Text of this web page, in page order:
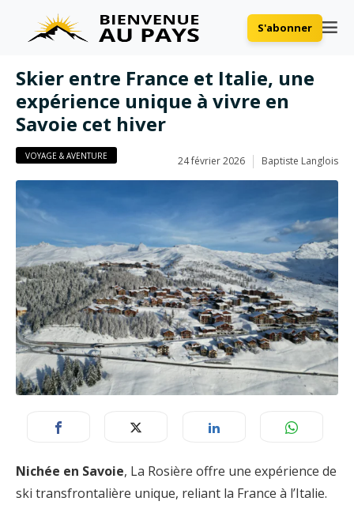
S'abonner
Skier entre France et Italie, une
expérience unique à vivre en
Savoie cet hiver
VOYAGE & AVENTURE 24 février 2026 Baptiste Langlois
Nichée en Savoie, La Rosière offre une expérience de
ski transfrontalière unique, reliant la France à l’Italie.